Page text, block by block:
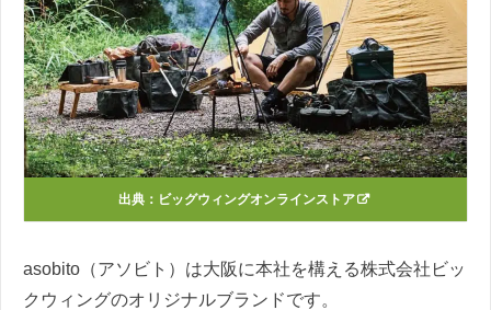
出典： ビッグウィングオンラインストア
asobito（アソビト）は大阪に本社を構える株式会社ビッ
クウィングのオリジナルブランドです。